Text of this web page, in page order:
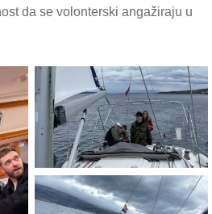
da se volonterski angažiraju u